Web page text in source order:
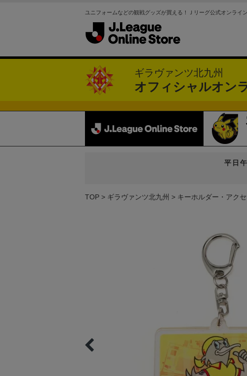
ユニフォームなどの観戦グッズが買える！Ｊリーグ公式オンライ
ギラヴァンツ北九州
オフィシャルオン
平日
TOP ギラヴァンツ北九州 キーホルダー・アク